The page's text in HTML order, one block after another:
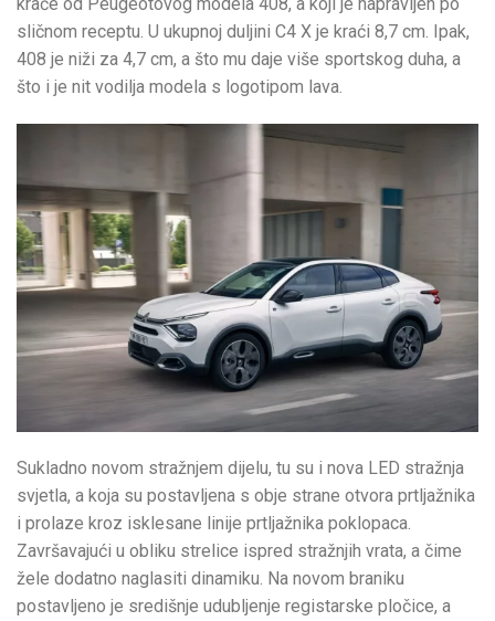
sličnom receptu. U ukupnoj duljini C4 X je kraći 8,7 cm. Ipak,
408 je niži za 4,7 cm, a što mu daje više sportskog duha, a
što i je nit vodilja modela s logotipom lava.
Sukladno novom stražnjem dijelu, tu su i nova LED stražnja
svjetla, a koja su postavljena s obje strane otvora prtljažnika
i prolaze kroz isklesane linije prtljažnika poklopaca.
Završavajući u obliku strelice ispred stražnjih vrata, a čime
žele dodatno naglasiti dinamiku. Na novom braniku
postavljeno je središnje udubljenje registarske pločice, a